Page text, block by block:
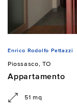
Enrico Rodolfo Pettazzi
Piossasco, TO
Appartamento
51 mq